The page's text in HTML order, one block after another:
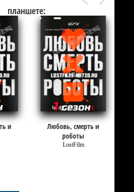
планшете:
Любовь, смерть и
роботы
LostFilm